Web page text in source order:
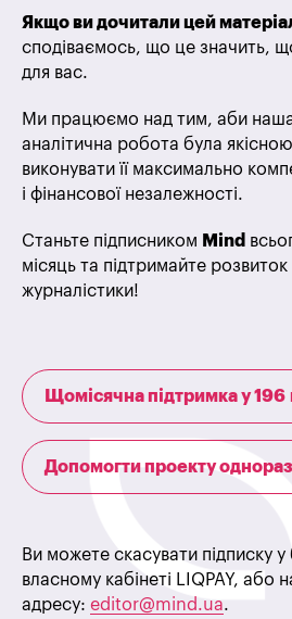
Якщо ви дочитали цей
сподіваємось, що це значить,
для вас.
Ми працюємо над тим, аби наша
аналітична робота була
виконувати її максимально
і фінансової незалежності.
Станьте підписником Mind
місяць та підтримайте розвиток
журналістики!
Щомісячна підтримка у 196
Допомогти проекту
Ви можете скасувати підписку
власному кабінеті LIQPAY, або
адресу: editor@mind.ua.